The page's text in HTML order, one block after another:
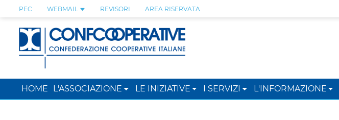
PEC WEBMAIL REVISORI AREA RISERVATA
HOME L'ASSOCIAZIONE LE INIZIATIVE I SERVIZI L'INFORMAZIONE